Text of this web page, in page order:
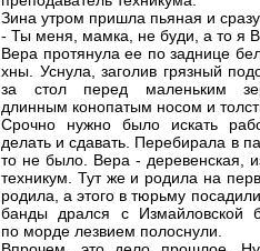
Зина утром пришла пьяная и сразу
- Ты меня, мамка, не буди, а то я
Вера протянула ее по заднице
хны. Уснула, заголив грязный
за стол перед маленьким
длинным конопатым носом и
Срочно нужно было искать
делать и сдавать. Перебирала в
то не было. Вера - деревенская,
техникум. Тут же и родила на
родила, а этого в тюрьму
банды дрался с Измайловской
по морде лезвием полоснули.